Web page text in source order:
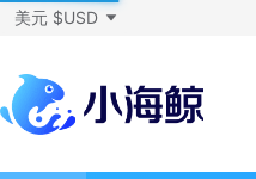
美元 $USD